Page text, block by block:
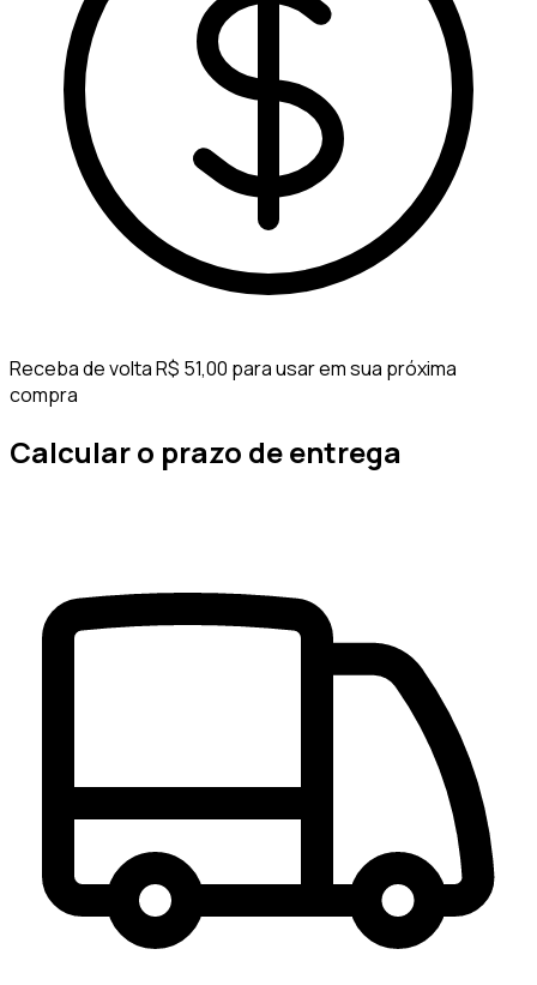
Receba de volta R$ 51,00 para usar em sua próxima
compra
Calcular o prazo de entrega